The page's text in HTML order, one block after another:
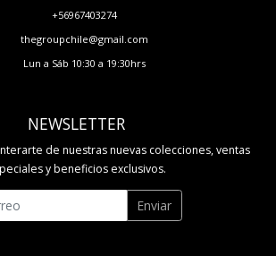
+56967403274
thegroupchile@gmail.com
Lun a Sáb 10:30 a 19:30hrs
NEWSLETTER
de nuestras nuevas colecciones, ventas
y beneficios exclusivos.
Enviar